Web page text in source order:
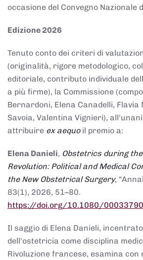
occasione del Convegno Nazionale
Edizione 2026
Tenuto conto dei criteri di
(originalità, rigore metodologico,
editoriale, contributo individuale
a più firme), la Commissione
Bernardoni, Elena Canadelli,
Savoia, Valentina Vignieri),
attribuire ex aequoil premio a:
Elena Danieli, Obstetrics during
Revolution: Political and Medical
the New Obstetrical Surgery,
83(1), 2026, 51–80.
https://doi.org/10.1080/
Il saggio di Elena Danieli,
dell'ostetricia come disciplina
Rivoluzione francese, esamina